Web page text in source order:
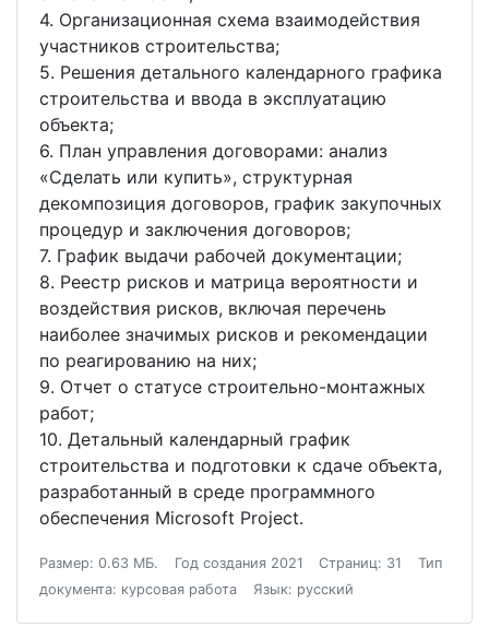
4. Организационная схема взаимодействия
участников строительства;
5. Решения детального календарного графика
строительства и ввода в эксплуатацию
объекта;
6. План управления договорами: анализ
«Сделать или купить», структурная
декомпозиция договоров, график закупочных
процедур и заключения договоров;
7. График выдачи рабочей документации;
8. Реестр рисков и матрица вероятности и
воздействия рисков, включая перечень
наиболее значимых рисков и рекомендации
по реагированию на них;
9. Отчет о статусе строительно-монтажных
работ;
10. Детальный календарный график
строительства и подготовки к сдаче объекта,
разработанный в среде программного
обеспечения Microsoft Project.
Размер: 0.63 МБ. Год создания 2021 Страниц: 31
Тип
документа: курсовая работа
Язык: русский